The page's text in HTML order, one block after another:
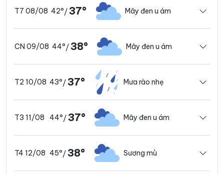
T7 08/08 42°/ 37° Mây đen u ám
CN 09/08 44°/ 38° Mây đen u ám
T2 10/08 43°/ 37° Mưa rào nhẹ
T3 11/08 44°/ 37° Mây đen u ám
T4 12/08 45°/ 38° Sương mù